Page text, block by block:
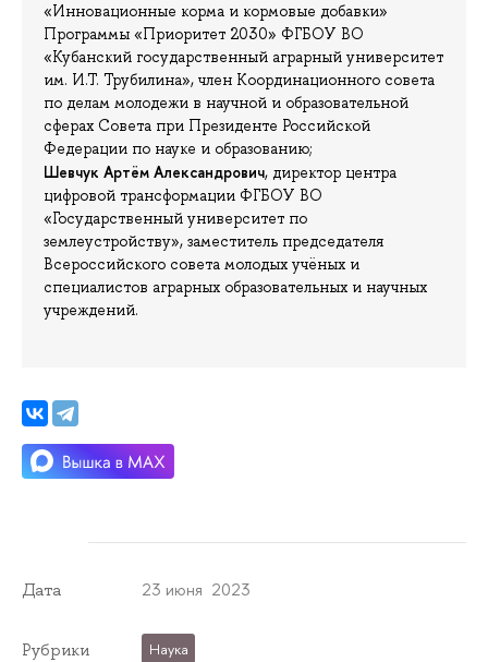
«Инновационные корма и кормовые добавки»
Программы «Приоритет 2030» ФГБОУ ВО
«Кубанский государственный аграрный университет
им. И.Т. Трубилина», член Координационного совета
по делам молодежи в научной и образовательной
сферах Совета при Президенте Российской
Федерации по науке и образованию;
Шевчук Артём Александрович, директор центра
цифровой трансформации ФГБОУ ВО
«Государственный университет по
землеустройству», заместитель председателя
Всероссийского совета молодых учёных и
специалистов аграрных образовательных и научных
учреждений.
Дата 23 июня 2023
Рубрики Наука